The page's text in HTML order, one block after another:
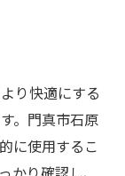
り快適にする
。門真市石原
に使用するこ